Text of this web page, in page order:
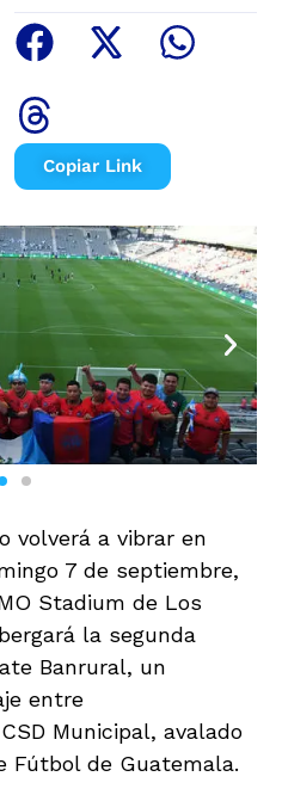
Copiar Link
volverá a vibrar en
7 de septiembre,
Stadium de Los
la segunda
Banrural, un
entre
Municipal, avalado
Fútbol de Guatemala.